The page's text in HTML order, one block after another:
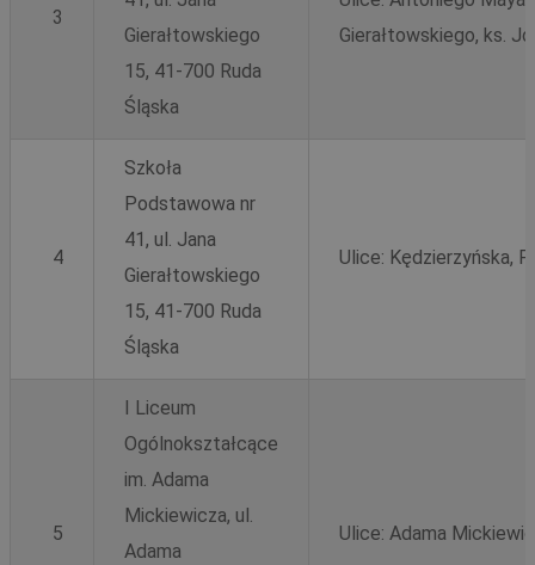
3
Gierałtowskiego
15, 41-700 Ruda
Śląska
Gierałtowskiego, ks.
4
Szkoła
Podstawowa nr
41, ul. Jana
Gierałtowskiego
15, 41-700 Ruda
Śląska
Ulice: Kędzierzyńska,
5
I Liceum
Ogólnokształcące
im. Adama
Mickiewicza, ul.
Adama
Ulice: Adama